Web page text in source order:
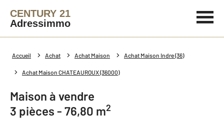
CENTURY 21
Adressimmo
Accueil Achat Achat Maison Achat Maison Indre (36)
Achat Maison CHATEAUROUX (36000)
Maison à vendre
3 pièces - 76,80 m2